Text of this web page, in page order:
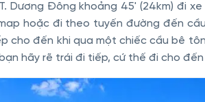
Dương Đông khoảng 45' (24km) đi
hoặc đi theo tuyến đường đến
cho đến khi qua một chiếc cầu bê
hãy rẽ trái đi tiếp, cứ thế đi cho